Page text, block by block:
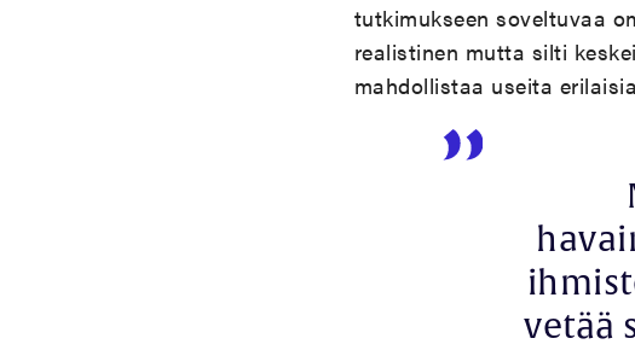
tutkimukseen soveltuvaa
realistinen mutta silti
mahdollistaa useita
vetää